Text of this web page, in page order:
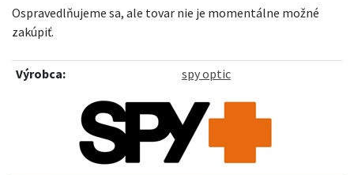
Ospravedlňujeme sa, ale tovar nie je momentálne možné
zakúpiť.
Výrobca: spy optic